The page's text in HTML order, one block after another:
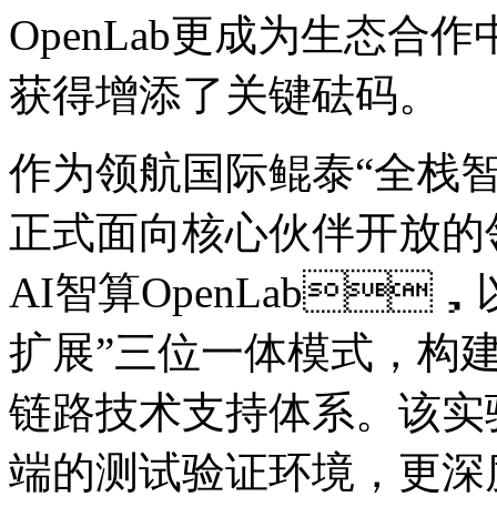
OpenLab更成为生态合作
获得增添了关键砝码。
作为领航国际鲲泰“全栈智
正式面向核心伙伴开放
AI智算OpenLab，
扩展”三位一体模式，
链路技术支持体系。该
端的测试验证环境，更